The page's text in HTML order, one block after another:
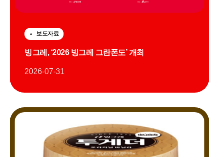
보도자료
빙그레, ‘2026 빙그레 그란폰도’ 개최
2026-07-31